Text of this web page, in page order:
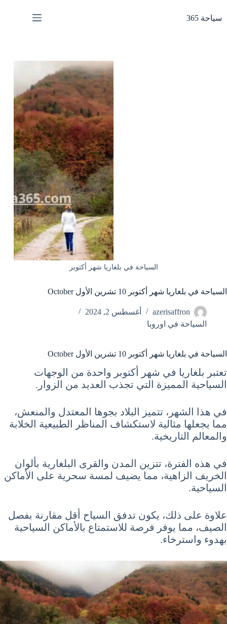
المحتوى
سياحة 365
السياحة في بلغاريا شهر أكتوبر
السياحة في بلغاريا شهر أكتوبر 10 تشرين الأول October
azerisaffron
أغسطس 2, 2024
السياحة في اوروبا
السياحة في بلغاريا شهر أكتوبر 10 تشرين الأول October
تعتبر بلغاريا في شهر أكتوبر واحدة من الوجهات
السياحية المميزة التي تجذب العديد من الزوار.
في هذا الشهر، تتميز البلاد بجوها المعتدل والمنعش،
مما يجعلها مثالية لاستكشاف المناظر الطبيعية الخلابة
والمعالم التاريخية.
في هذه الفترة، تتزين المدن والقرى البلغارية بألوان
الخريف الزاهية، مما يضيف لمسة سحرية على الأماكن
السياحية.
علاوة على ذلك، يكون تدفق السياح أقل مقارنة بفصل
الصيف، مما يوفر فرصة للاستمتاع بالأماكن السياحية
بهدوء واسترخاء.